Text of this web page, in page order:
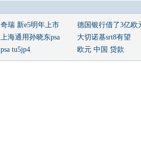
奇瑞 新e5明年上市
德国银行借了3亿欧
上海通用孙晓东psa
大切诺基srt8有望
psa tu5jp4 欧元 中国 贷款